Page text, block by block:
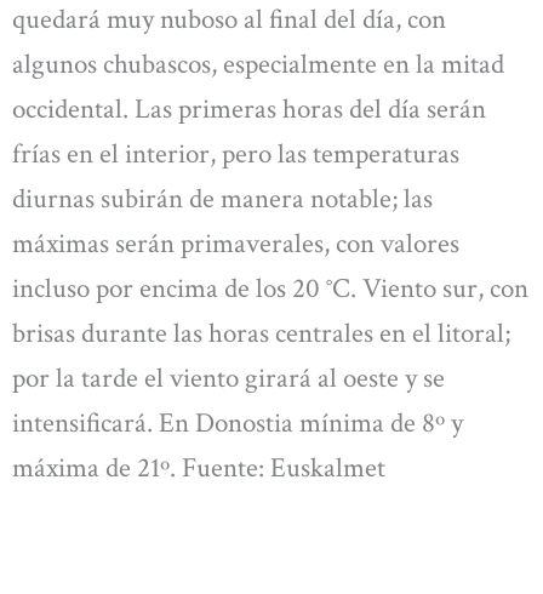
quedará muy nuboso al final del día, con
algunos chubascos, especialmente en la mitad
occidental. Las primeras horas del día serán
frías en el interior, pero las temperaturas
diurnas subirán de manera notable; las
máximas serán primaverales, con valores
incluso por encima de los 20 °C. Viento sur, con
brisas durante las horas centrales en el litoral;
por la tarde el viento girará al oeste y se
intensificará. En Donostia mínima de 8º y
máxima de 21º. Fuente: Euskalmet